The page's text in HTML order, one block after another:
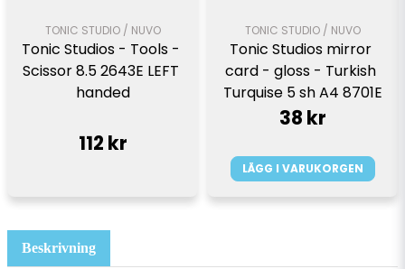
Beskrivning
TONIC STUDIO / NUVO
Tonic Studios - Tools -
Scissor 8.5 2643E LEFT
handed
112 kr
TONIC STUDIO / NUVO
Tonic Studios mirror
card - gloss - Turkish
Turquise 5 sh A4 8701E
38 kr
LÄGG I VARUKORGEN